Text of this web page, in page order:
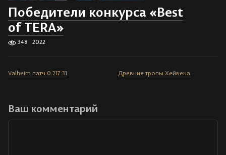
Победители конкурса «Best
of TERA»
348 2022
Valheim патч 0.217.31 Древние тропы Хейвена
Ваш комментарий